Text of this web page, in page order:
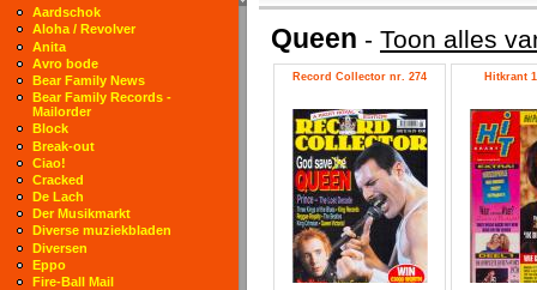
Queen - Toon alles
Record Collector nr. 274 Hitkrant
Aardschok
Aloha / Revolver
Anita
Avro bode
Bear Family News
Bear Family Records -
Mailorder
Block
Break-out
Ciao!
Cracked
De Lach
Der Musikmarkt
Diverse muziekbladen
Diversen
Eppo
Fire-Ball Mail